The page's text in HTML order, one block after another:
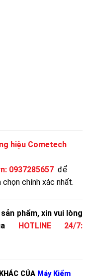
hiệu Cometech
: 0937285657 để
chính xác nhất.
phẩm, xin vui lòng
HOTLINE 24/7:
CỦA Máy Kiểm